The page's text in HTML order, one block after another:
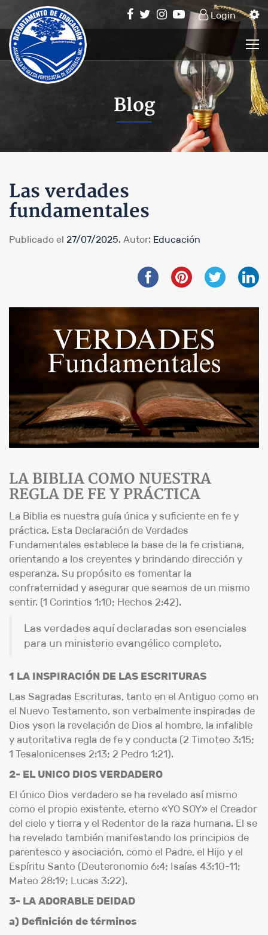
Login
Blog
Las verdades
fundamentales
Publicado el 27/07/2025. Autor: Educación
LA BIBLIA COMO NUESTRA
REGLA DE FE Y PRÁCTICA
La Biblia es nuestra guía única y suficiente en fe y
práctica. Esta Declaración de Verdades
Fundamentales establece la base de la fe cristiana,
orientando a los creyentes y brindando dirección y
esperanza. Su propósito es fomentar la
confraternidad y asegurar que seamos de un mismo
sentir. (1 Corintios 1:10; Hechos 2:42).
Las verdades aquí declaradas son esenciales
para un ministerio evangélico completo.
1 LA INSPIRACIÓN DE LAS ESCRITURAS
Las Sagradas Escrituras, tanto en el Antiguo como en
el Nuevo Testamento, son verbalmente inspiradas de
Dios yson la revelación de Dios al hombre, la infalible
y autoritativa regla de fe y conducta (2 Timoteo 3:15;
1 Tesalonicenses 2:13; 2 Pedro 1:21).
2- EL UNICO DIOS VERDADERO
El único Dios verdadero se ha revelado así mismo
como el propio existente, eterno «YO SOY» el Creador
del cielo y tierra y el Redentor de la raza humana. El se
ha revelado también manifestando los principios de
parentesco y asociación, como el Padre, el Hijo y el
Espíritu Santo (Deuteronomio 6:4; Isaías 43:10-11;
Mateo 28:19; Lucas 3:22).
3- LA ADORABLE DEIDAD
a) Definición de términos